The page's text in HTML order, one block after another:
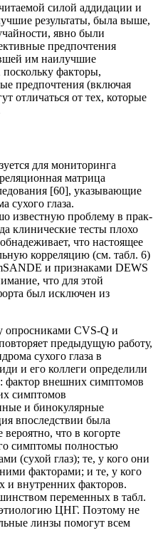
силой аддидации и
результаты, была выше,
явно были
предпочтения
им наилучшие
поскольку факторы,
предпочтения (включая
отличаться от тех, которые
для мониторинга
матрица
[60], указывающие
сухого глаза.
известную проблему в прак­
клинические тесты плохо
что настоящее
корреляцию (см. табл. 6)
и признаками DEWS
что для этой
был исключен из
опросниками CVS-Q и
предыдущую работу,
сухого глаза в
и его коллеги определили
фактор внешних симптомов
симптомов
и бинокулярные
впоследствии была
что в когорте
симптомы полностью
(сухой глаз); те, у кого они
факторами; и те, у кого
и внутренних факторов.
переменных в табл.
ЦНГ. Поэтому не
линзы помогут всем